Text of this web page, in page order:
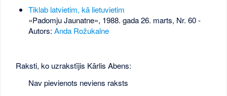
Tiklab latvietim, kā lietuvietim
«Padomju Jaunatne», 1988. gada 26. marts, Nr. 60-
Autors: Anda Rožukalne
Raksti, ko uzrakstījis Kārlis Abens:
Nav pievienots neviens raksts